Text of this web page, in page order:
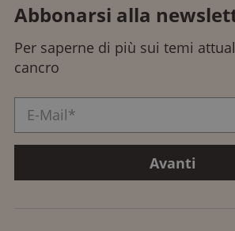
Abbonarsi alla
Per saperne di più sui temi
cancro